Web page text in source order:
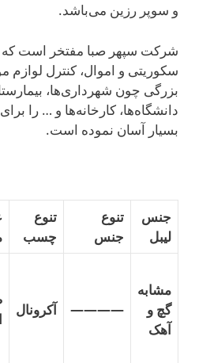
و سوپر رزین می‌باشد.
شرکت سپهر صبا مفتخر است که
سکوریتی و اموال، کنترل
بزرگی چون شهرداری‌ها،
دانشگاه‌ها، کارخانه‌ها و … را
بسیار آسان نموده است.
جنس
لیبل
تنوع
جنس
تنوع
چسب
مشابه
گچ و
آهک
———— آکرونال